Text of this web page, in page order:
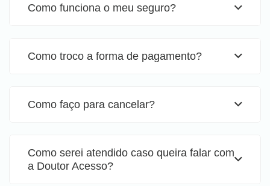
Como funciona o meu seguro?
Como troco a forma de pagamento?
Como faço para cancelar?
Como serei atendido caso queira falar com
a Doutor Acesso?